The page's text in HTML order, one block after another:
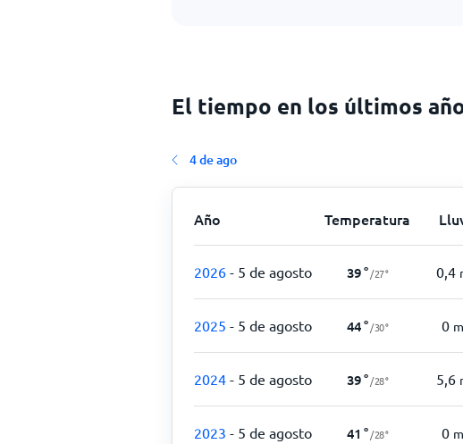
El tiempo en los últimos
4 de ago
Año Temperatura
2026 - 5 de agosto 39° /27° 0,4
2025 - 5 de agosto 44° /30° 0
2024 - 5 de agosto 39° /28° 5,6
2023 - 5 de agosto 41 ° /28° 0